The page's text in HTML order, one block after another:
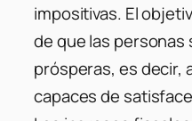
impositivas. El
de que las personas
prósperas, es decir,
capaces de